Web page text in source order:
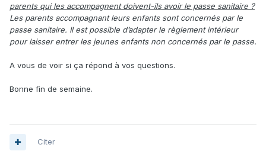
parents qui les accompagnent doivent-ils avoir le passe sanitaire ?
Les parents accompagnant leurs enfants sont concernés par le
passe sanitaire. Il est possible d’adapter le règlement intérieur
pour laisser entrer les jeunes enfants non concernés par le passe.
A vous de voir si ça répond à vos questions.
Bonne fin de semaine.
Citer